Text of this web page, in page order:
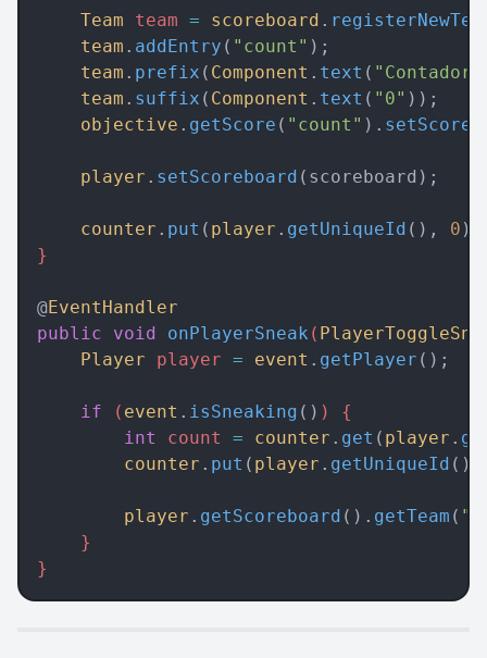
    Team
team = scoreboard .
    team
. addEntry ( "count" );
    team
. prefix ( Component . text (
    team
. suffix ( Component . text ( "0" ));
    objective
. getScore ( "count" ). setScore
    player
. setScoreboard (scoreboard);
    counter
. put ( player . getUniqueId (), 0 );
}
@EventHandler
public void onPlayerSneak (
    Player
player = event . getPlayer ();
    if
( event . isSneaking () ) {
        int
count = counter . get ( player .
        counter
. put ( player . getUniqueId (),
        player
. getScoreboard (). getTeam (
    }
}